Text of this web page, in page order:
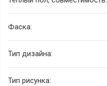
Фаска:
Тип дизайна:
Тип рисунка: